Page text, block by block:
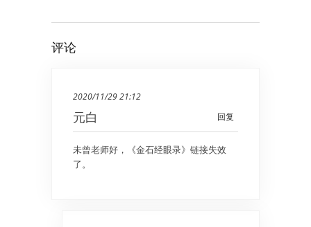
评论
2020/11/29 21:12
回复
元白
未曾老师好，《金石经眼录》链接失效
了。